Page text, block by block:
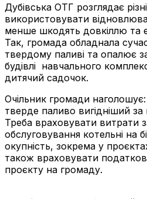
Дубівська ОТГ розглядає
використовувати
менше шкодять довкіллю та
Так, громада обладнала
твердому паливі та опалює
будівлі навчального
дитячий садочок.
Очільник громади
тверде паливо вигідніший за
Треба враховувати витрати
обслуговування котельні на
окупність, зокрема у
також враховувати
проєкту на громаду.